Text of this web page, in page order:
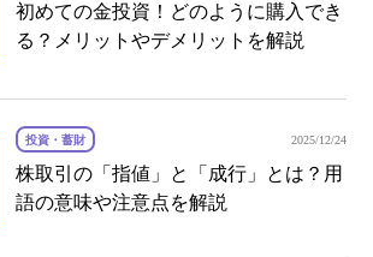
初めての金投資！どのように購入でき
る？メリットやデメリットを解説
投資・蓄財 2025/12/24
株取引の「指値」と「成行」とは？用
語の意味や注意点を解説